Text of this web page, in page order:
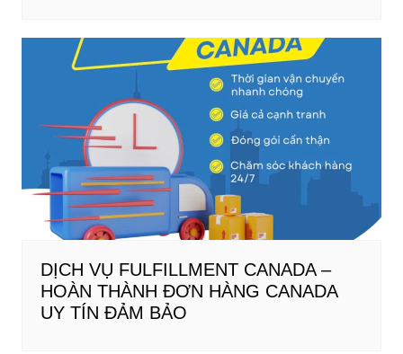
DỊCH VỤ FULFILLMENT CANADA –
HOÀN THÀNH ĐƠN HÀNG CANADA
UY TÍN ĐẢM BẢO